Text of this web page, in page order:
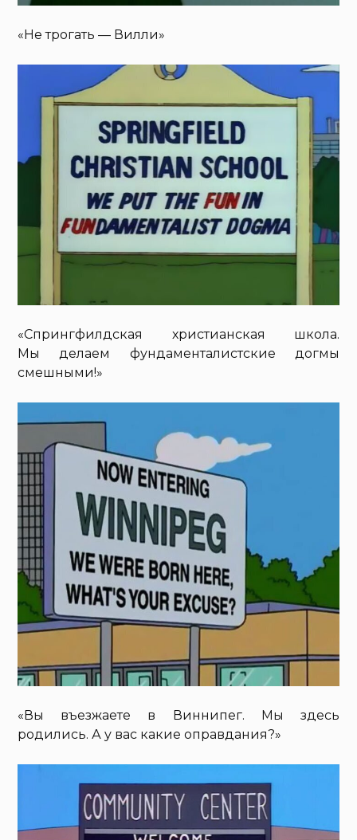
«Не трогать — Вилли»
«Спрингфилдская христианская школа.
Мы делаем фундаменталистские догмы
смешными!»
«Вы въезжаете в Виннипег. Мы здесь
родились. А у вас какие оправдания?»